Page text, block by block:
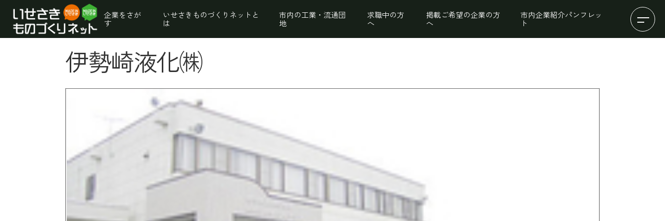
企業をさが
す
いせさきものづくりネットと
は
市内の工業・流通団
地
求職中の方
へ
掲載ご希望の企業の方
へ
市内企業紹介パンフレッ
ト
伊勢崎液化㈱